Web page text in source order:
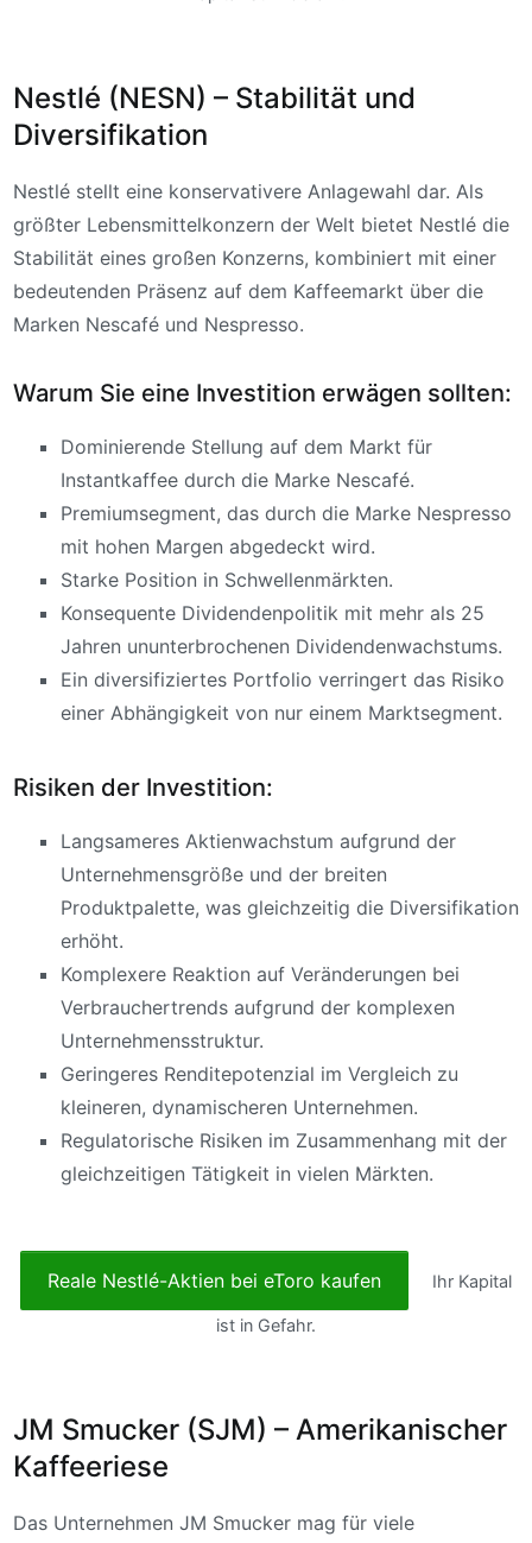
Nestlé (NESN) – Stabilität und
Diversifikation
Nestlé stellt eine konservativere Anlagewahl dar. Als
größter Lebensmittelkonzern der Welt bietet Nestlé die
Stabilität eines großen Konzerns, kombiniert mit einer
bedeutenden Präsenz auf dem Kaffeemarkt über die
Marken Nescafé und Nespresso.
Warum Sie eine Investition erwägen sollten:
Dominierende Stellung auf dem Markt für
Instantkaffee durch die Marke Nescafé.
Premiumsegment, das durch die Marke Nespresso
mit hohen Margen abgedeckt wird.
Starke Position in Schwellenmärkten.
Konsequente Dividendenpolitik mit mehr als 25
Jahren ununterbrochenen Dividendenwachstums.
Ein diversifiziertes Portfolio verringert das Risiko
einer Abhängigkeit von nur einem Marktsegment.
Risiken der Investition:
Langsameres Aktienwachstum aufgrund der
Unternehmensgröße und der breiten
Produktpalette, was gleichzeitig die Diversifikation
erhöht.
Komplexere Reaktion auf Veränderungen bei
Verbrauchertrends aufgrund der komplexen
Unternehmensstruktur.
Geringeres Renditepotenzial im Vergleich zu
kleineren, dynamischeren Unternehmen.
Regulatorische Risiken im Zusammenhang mit der
gleichzeitigen Tätigkeit in vielen Märkten.
Reale Nestlé-Aktien bei eToro kaufen Ihr Kapital
ist in Gefahr.
JM Smucker (SJM) – Amerikanischer
Kaffeeriese
Das Unternehmen JM Smucker mag für viele